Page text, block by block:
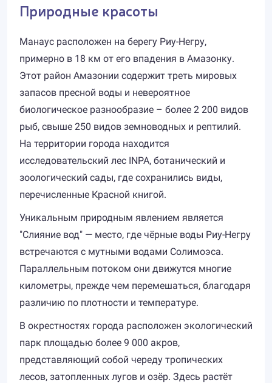
Природные красоты
Манаус расположен на берегу Риу-Негру,
примерно в 18 км от его впадения в Амазонку.
Этот район Амазонии содержит треть мировых
запасов пресной воды и невероятное
биологическое разнообразие – более 2 200 видов
рыб, свыше 250 видов земноводных и рептилий.
На территории города находится
исследовательский лес INPA, ботанический и
зоологический сады, где сохранились виды,
перечисленные Красной книгой.
Уникальным природным явлением является
"Слияние вод" — место, где чёрные воды Риу-Негру
встречаются с мутными водами Солимоэса.
Параллельным потоком они движутся многие
километры, прежде чем перемешаться, благодаря
различию по плотности и температуре.
В окрестностях города расположен экологический
парк площадью более 9 000 акров,
представляющий собой череду тропических
лесов, затопленных лугов и озёр. Здесь растёт